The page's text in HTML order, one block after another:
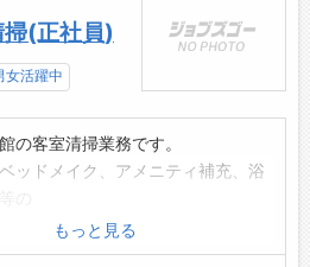
(正社員)
女活躍中
の客室清掃業務です。
ッドメイク、アメニティ補充、浴
ていただきます。
に過ごせるよう、心を込めたサー
もっと見る